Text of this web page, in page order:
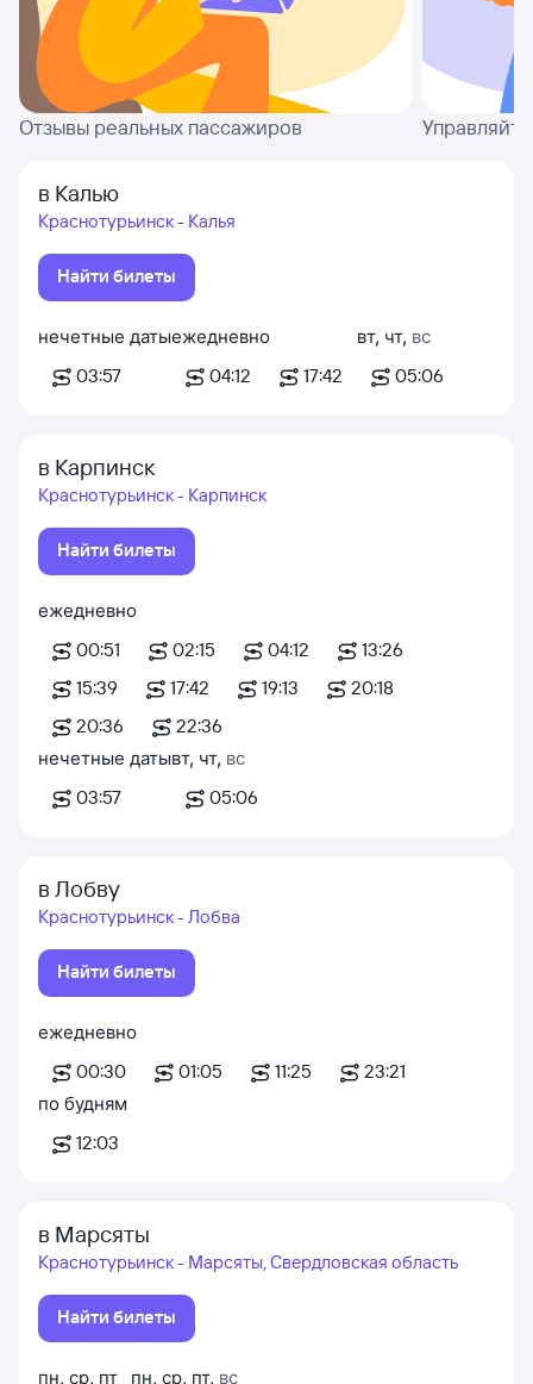
Отзывы реальных пассажиров
в Калью
Краснотурьинск - Калья
Найти билеты
нечетные даты
03:57
ежедневно
04:12
17:42
вт, чт, вс
05:06
в Карпинск
Краснотурьинск - Карпинск
Найти билеты
ежедневно
00:51
02:15 04:12
13:26
15:39
17:42 19:13
20:18
20:36
22:36
нечетные даты
03:57
вт, чт, вс
05:06
в Лобву
Краснотурьинск - Лобва
Найти билеты
ежедневно
00:30
01:05 11:25
23:21
по будням
12:03
в Марсяты
Краснотурьинск - Марсяты, Свердловская область
Найти билеты
пн, ср, пт пн, ср, пт, вс